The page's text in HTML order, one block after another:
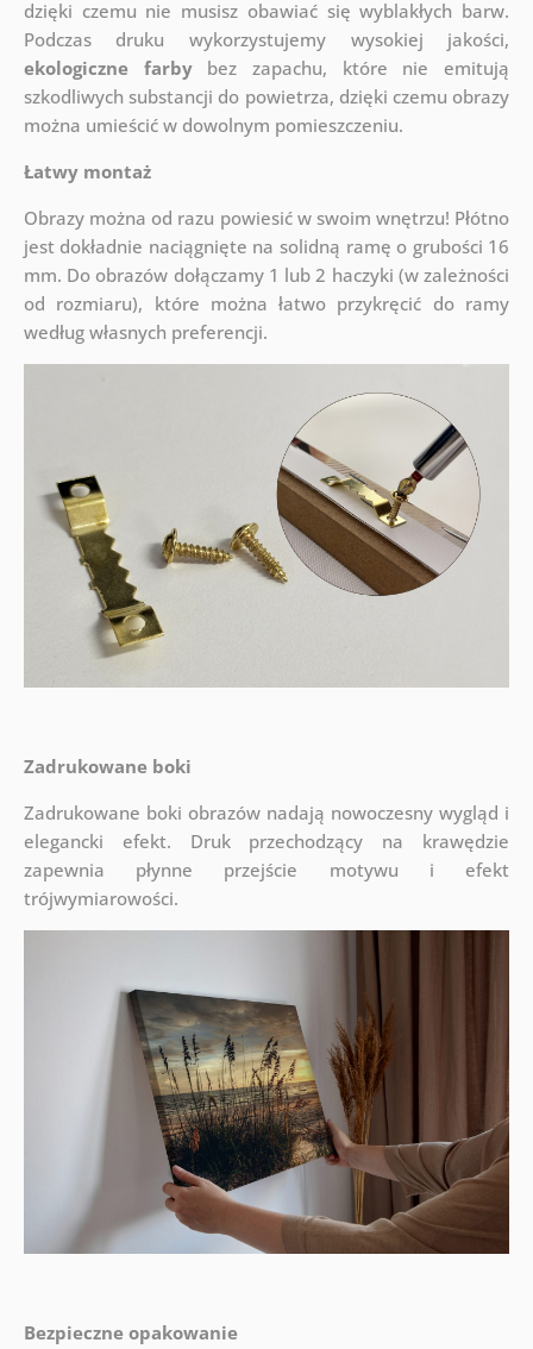
dzięki czemu nie musisz obawiać się wyblakłych barw.
Podczas druku wykorzystujemy wysokiej jakości,
ekologiczne farbybez zapachu, które nie emitują
szkodliwych substancji do powietrza, dzięki czemu obrazy
można umieścić w dowolnym pomieszczeniu.
Łatwy montaż
Obrazy można od razu powiesić w swoim wnętrzu! Płótno
jest dokładnie naciągnięte na solidną ramę o grubości 16
mm. Do obrazów dołączamy 1 lub 2 haczyki (w zależności
od rozmiaru), które można łatwo przykręcić do ramy
według własnych preferencji.
Zadrukowane boki
Zadrukowane boki obrazów nadają nowoczesny wygląd i
elegancki efekt. Druk przechodzący na krawędzie
zapewnia płynne przejście motywu i efekt
trójwymiarowości.
Bezpieczne opakowanie